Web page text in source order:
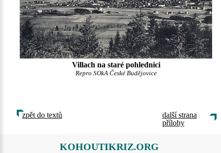
Villach na staré pohlednici
Repro SOkA České Budějovice
zpět do textů
další strana
přílohy
KOHOUTIKRIZ.ORG